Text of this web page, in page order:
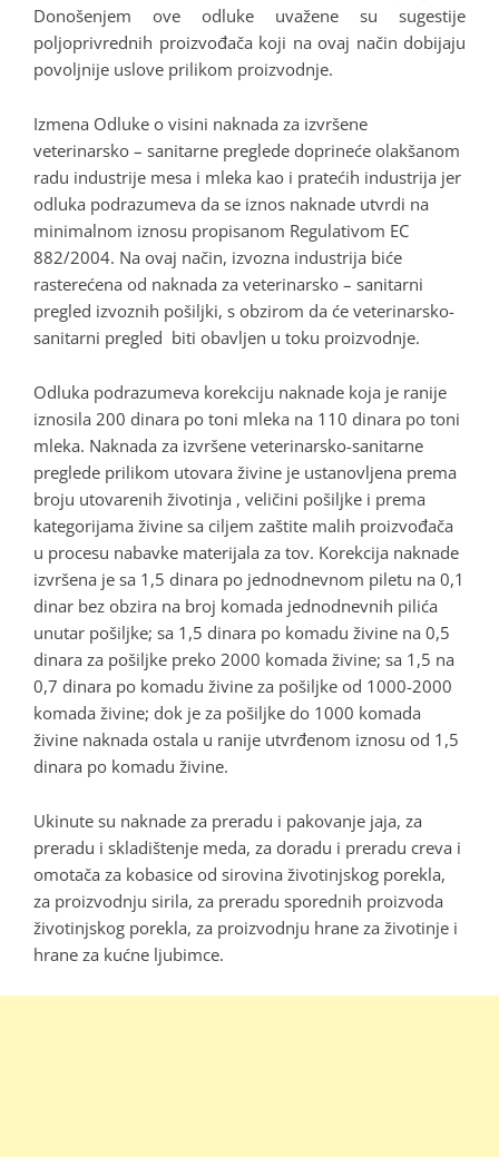
Donošenjem ove odluke uvažene su sugestije
poljoprivrednih proizvođača koji na ovaj način dobijaju
povoljnije uslove prilikom proizvodnje.
Izmena Odluke o visini naknada za izvršene
veterinarsko – sanitarne preglede doprineće olakšanom
radu industrije mesa i mleka kao i pratećih industrija jer
odluka podrazumeva da se iznos naknade utvrdi na
minimalnom iznosu propisanom Regulativom EC
882/2004. Na ovaj način, izvozna industrija biće
rasterećena od naknada za veterinarsko – sanitarni
pregled izvoznih pošiljki, s obzirom da će veterinarsko-
sanitarni pregled biti obavljen u toku proizvodnje.
Odluka podrazumeva korekciju naknade koja je ranije
iznosila 200 dinara po toni mleka na 110 dinara po toni
mleka. Naknada za izvršene veterinarsko-sanitarne
preglede prilikom utovara živine je ustanovljena prema
broju utovarenih životinja , veličini pošiljke i prema
kategorijama živine sa ciljem zaštite malih proizvođača
u procesu nabavke materijala za tov. Korekcija naknade
izvršena je sa 1,5 dinara po jednodnevnom piletu na 0,1
dinar bez obzira na broj komada jednodnevnih pilića
unutar pošiljke; sa 1,5 dinara po komadu živine na 0,5
dinara za pošiljke preko 2000 komada živine; sa 1,5 na
0,7 dinara po komadu živine za pošiljke od 1000-2000
komada živine; dok je za pošiljke do 1000 komada
živine naknada ostala u ranije utvrđenom iznosu od 1,5
dinara po komadu živine.
Ukinute su naknade za preradu i pakovanje jaja, za
preradu i skladištenje meda, za doradu i preradu creva i
omotača za kobasice od sirovina životinjskog porekla,
za proizvodnju sirila, za preradu sporednih proizvoda
životinjskog porekla, za proizvodnju hrane za životinje i
hrane za kućne ljubimce.